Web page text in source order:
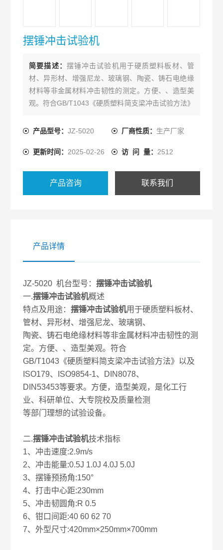
摆锤冲击试验机
简要描述： 摆锤冲击试验机用于硬质塑料板材、管
材、异形材、增强尼龙、玻璃钢、陶瓷、铸石电绝缘
材料等非金属材料冲击韧性的测定。方便、、造型美
观。符合GB/T1043《硬质塑料简支梁冲击试验方法》
要求。
产品型号：JZ-5020 厂商性质： 生产厂家
更新时间： 2025-02-26 访 问 量： 2512
产品咨询 联系我们
产品详情
JZ-5020 机台型号：摆锤冲击试验机
一.摆锤冲击试验机概述
特点及用途：摆锤冲击试验机用于硬质塑料板材、
管材、异形材、增强尼龙、玻璃钢、
陶瓷、铸石电绝缘材料等非金属材料冲击韧性的测
定。方便、、造型美观。符合
GB/T1043《硬质塑料简支梁冲击试验方法》以及
ISO179、ISO9854-1、DIN8078、
DIN53453等要求。方便，造型美观，是化工行
业、科研单位、大专院校及质量检测
等部门理想的试验设备。
二.摆锤冲击试验机技术指标
1、冲击速度:2.9m/s
2、冲击能量:0.5J 1.0J 4.0J 5.0J
3、摆锤预扬角:150°
4、打击中心距:230mm
5、冲击韧圆角:R 0.5
6、钳口间距:40 60 62 70
7、外型尺寸:420mm×250mm×700mm